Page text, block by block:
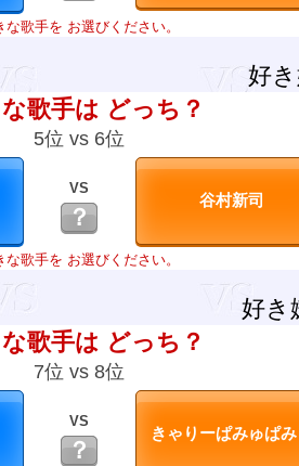
な歌手を お選びください。
好
歌手は どっち？
5位 vs 6位
VS
？
な歌手を お選びください。
好き
歌手は どっち？
7位 vs 8位
VS
？